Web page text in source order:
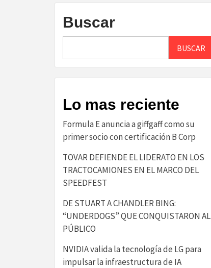
Buscar
BUSCAR
Lo mas reciente
​Formula E anuncia a giffgaff como su
primer socio con certificación B Corp​
TOVAR DEFIENDE EL LIDERATO EN LOS
TRACTOCAMIONES EN EL MARCO DEL
SPEEDFEST
DE STUART A CHANDLER BING:
“UNDERDOGS” QUE CONQUISTARON AL
PÚBLICO
NVIDIA valida la tecnología de LG para
impulsar la infraestructura de IA